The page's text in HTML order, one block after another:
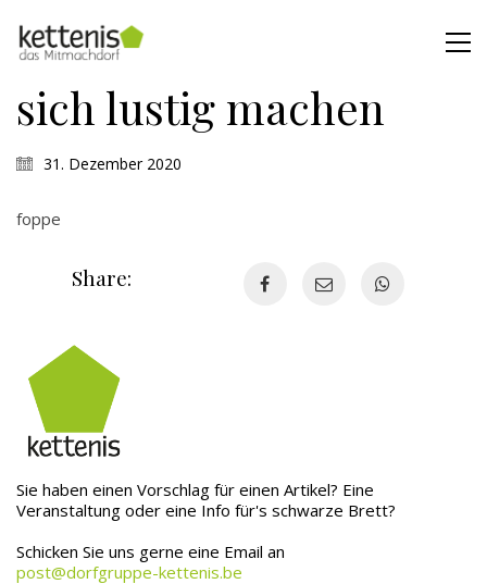
sich lustig machen
31. Dezember 2020
foppe
Share:
Sie haben einen Vorschlag für einen Artikel? Eine
Veranstaltung oder eine Info für's schwarze Brett?
Schicken Sie uns gerne eine Email an
post@dorfgruppe-kettenis.be